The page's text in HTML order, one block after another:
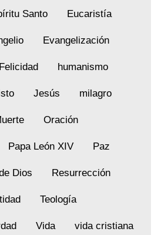
Santo Eucaristía
Evangelización
Felicidad humanismo
Jesús milagro
Oración
Papa León XIV Paz
Dios Resurrección
Teología
Vida vida cristiana